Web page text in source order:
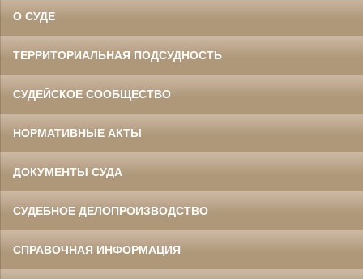
О СУДЕ
ТЕРРИТОРИАЛЬНАЯ ПОДСУДНОСТЬ
СУДЕЙСКОЕ СООБЩЕСТВО
НОРМАТИВНЫЕ АКТЫ
ДОКУМЕНТЫ СУДА
СУДЕБНОЕ ДЕЛОПРОИЗВОДСТВО
СПРАВОЧНАЯ ИНФОРМАЦИЯ